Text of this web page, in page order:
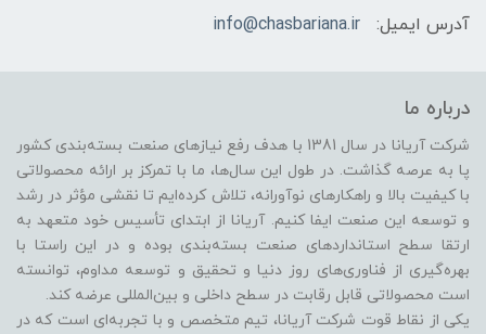
آدرس ایمیل:
info@chasbariana.ir
درباره ما
شرکت آریانا در سال 1381 با هدف رفع نیازهای صنعت بسته‌بندی کشور
پا به عرصه گذاشت. در طول این سال‌ها، ما با تمرکز بر ارائه محصولاتی
با کیفیت بالا و راهکارهای نوآورانه، تلاش کرده‌ایم تا نقشی مؤثر در رشد
و توسعه این صنعت ایفا کنیم. آریانا از ابتدای تأسیس خود متعهد به
ارتقا سطح استانداردهای صنعت بسته‌بندی بوده و در این راستا با
بهره‌گیری از فناوری‌های روز دنیا و تحقیق و توسعه مداوم، توانسته
است محصولاتی قابل رقابت در سطح داخلی و بین‌المللی عرضه کند.
یکی از نقاط قوت شرکت آریانا، تیم متخصص و با تجربه‌ای است که در